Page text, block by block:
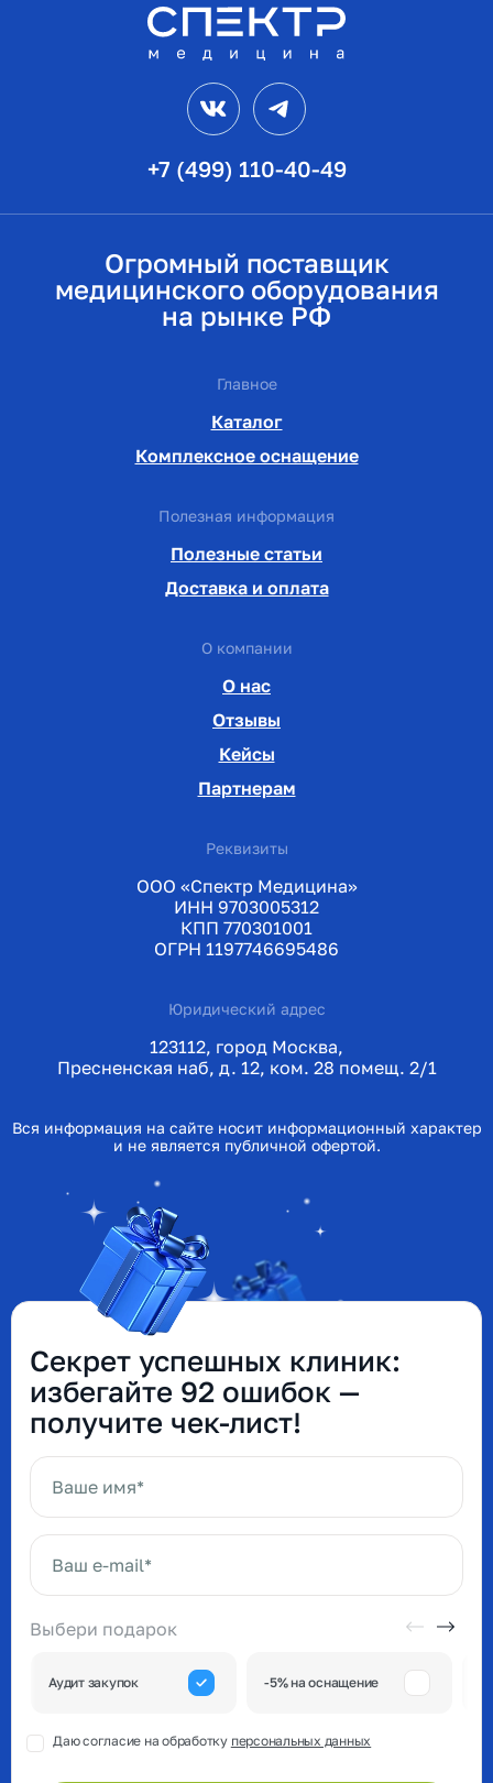
+7 (499) 110-40-49
VK
Огромный поставщик
медицинского оборудования
на рынке РФ
Главное
Каталог
Комплексное оснащение
Полезная информация
Полезные статьи
Доставка и оплата
О компании
О нас
Отзывы
Кейсы
Партнерам
Реквизиты
ООО «Спектр Медицина»
ИНН 9703005312
КПП 770301001
ОГРН 1197746695486
Юридический адрес
123112, город Москва,
Пресненская наб, д. 12, ком. 28 помещ. 2/1
Вся информация на сайте носит информационный характер
и не является публичной офертой.
Секрет успешных клиник:
избегайте 92 ошибок —
получите чек-лист!
Выбери подарок
Аудит закупок -5% на оснащение
Даю согласие на обработку персональных данных